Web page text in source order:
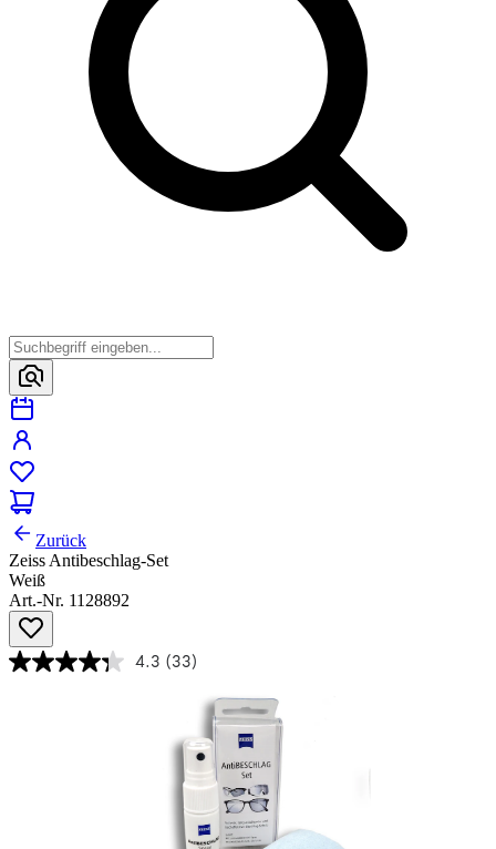
Zurück
Zeiss Antibeschlag-Set
Weiß
Art.-Nr. 1128892
4.3 (33)